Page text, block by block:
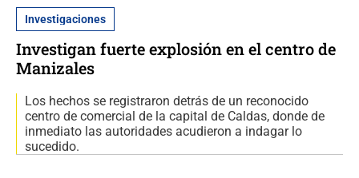
Investigaciones
Investigan fuerte explosión en el centro de
Manizales
Los hechos se registraron detrás de un reconocido
centro de comercial de la capital de Caldas, donde de
inmediato las autoridades acudieron a indagar lo
sucedido.